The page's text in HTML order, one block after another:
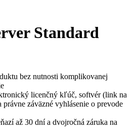
Standard
bez nutnosti komplikovanej
licenčný kľúč, softvér (link na
záväzné vyhlásenie o prevode
až 30 dní a dvojročná záruka na